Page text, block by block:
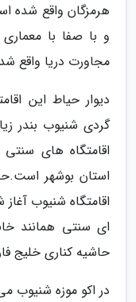
هرمزگان واقع شده
و با صفا با
مجاورت دریا واقع
دیوار حیاط این
گردی شنیوب بندر
اقامتگاه های
استان بوشهر
اقامتگاه شنیوب
ای سنتی همانند
حاشیه کناری خلیج
در اکو موزه شنیوب